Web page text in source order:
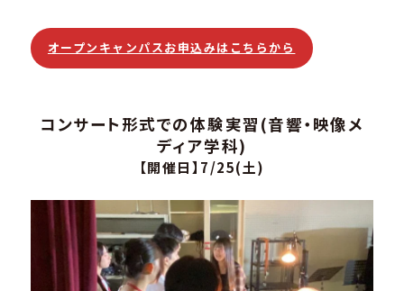
オープンキャンパスお申込みはこちらから
コンサート形式での体験実習(音響・映像メ
ディア学科)
【開催日】7/25(土)